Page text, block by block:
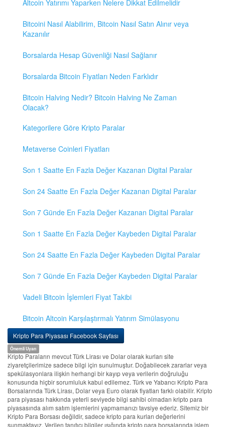
Altcoin Yatırımı Yaparken Nelere Dikkat Edilmelidir
Bitcoini Nasıl Alabilirim, Bitcoin Nasıl Satın Alınır veya
Kazanılır
Borsalarda Hesap Güvenliği Nasıl Sağlanır
Borsalarda Bitcoin Fiyatları Neden Farklıdır
Bitcoin Halving Nedir? Bitcoin Halving Ne Zaman
Olacak?
Kategorilere Göre Kripto Paralar
Metaverse Coinleri Fiyatları
Son 1 Saatte En Fazla Değer Kazanan Digital Paralar
Son 24 Saatte En Fazla Değer Kazanan Digital Paralar
Son 7 Günde En Fazla Değer Kazanan Digital Paralar
Son 1 Saatte En Fazla Değer Kaybeden Digital Paralar
Son 24 Saatte En Fazla Değer Kaybeden Digital Paralar
Son 7 Günde En Fazla Değer Kaybeden Digital Paralar
Vadeli Bitcoin İşlemleri Fiyat Takibi
Bitcoin Altcoin Karşılaştırmalı Yatırım Simülasyonu
Kripto Para Piyasası Facebook Sayfası
Önemli Uyarı
Kripto Paraların mevcut Türk Lirası ve Dolar olarak kurları site
ziyaretçilerimize sadece bilgi için sunulmuştur. Doğabilecek zararlar veya
spekülasyonlara ilişkin herhangi bir kayıp veya verilerin doğruluğu
konusunda hiçbir sorumluluk kabul edilemez. Türk ve Yabancı Kripto Para
Borsalarında Türk Lirası, Dolar veya Euro olarak fiyatları farklı olabilir. Kripto
para piyasası hakkında yeterli seviyede bilgi sahibi olmadan kripto para
piyasasında alım satım işlemlerini yapmamanızı tavsiye ederiz. Sitemiz bir
Kripto Para Borsası değildir, sadece kripto para kurları değerlerini
sunmaktayız. Verilen tanıtıcı bilgiler ışığında kripto para borsalarında işlem